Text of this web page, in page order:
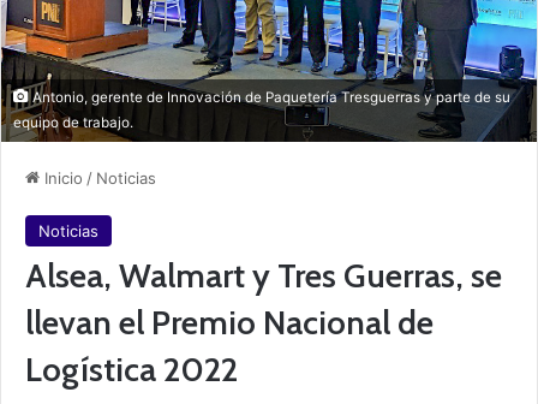
Antonio, gerente de Innovación de Paquetería Tresguerras y parte de su
equipo de trabajo.
Inicio / Noticias
Noticias
Alsea, Walmart y Tres Guerras, se
llevan el Premio Nacional de
Logística 2022